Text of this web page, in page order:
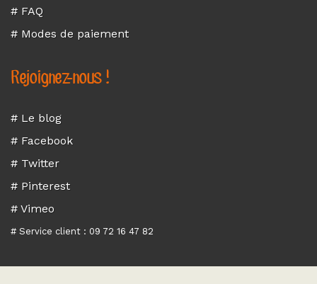
# FAQ
# Modes de paiement
Rejoignez-nous !
# Le blog
# Facebook
# Twitter
# Pinterest
# Vimeo
# Service client : 09 72 16 47 82